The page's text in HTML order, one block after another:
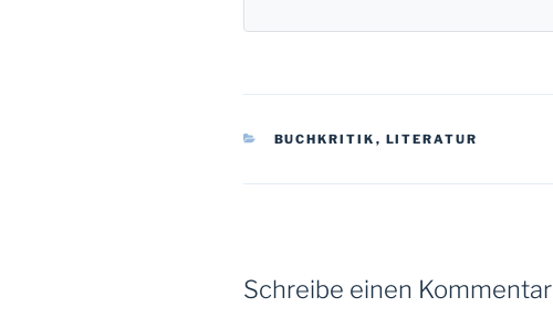
KATEGORIEN
BUCHKRITIK , LITERATUR
Schreibe einen Kommentar